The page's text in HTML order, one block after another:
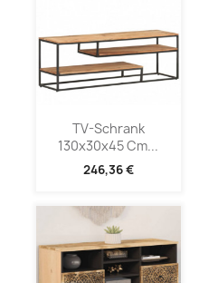
TV-Schrank
130x30x45 Cm...
246,36 €